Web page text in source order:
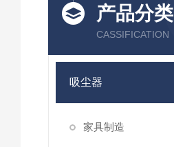
产品分类
CASSIFICATION
吸尘器
家具制造